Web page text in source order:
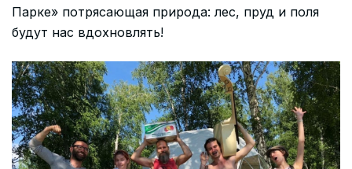
Парке» потрясающая природа: лес, пруд и поля
будут нас вдохновлять!